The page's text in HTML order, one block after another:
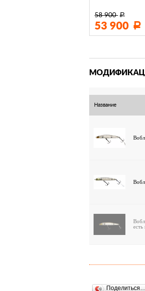
58 900 Р
53 900 Р
Название
есть
Поделиться…